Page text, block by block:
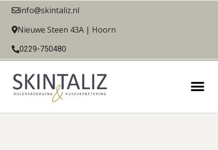
info@skintaliz.nl
Nieuwe Steen 43A | Hoorn
0229-750480